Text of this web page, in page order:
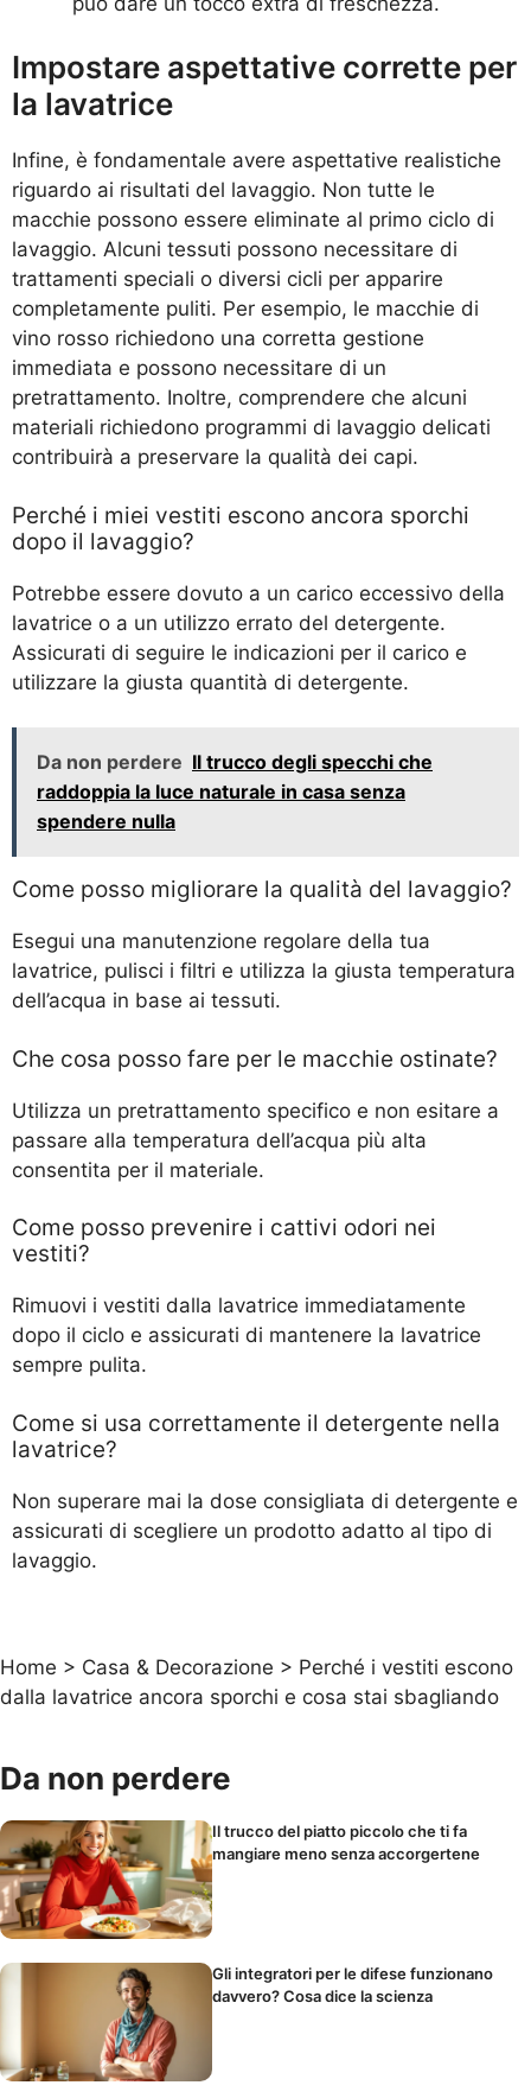
Impostare aspettative corrette per
la lavatrice
Infine, è fondamentale avere aspettative realistiche
riguardo ai risultati del lavaggio. Non tutte le
macchie possono essere eliminate al primo ciclo di
lavaggio. Alcuni tessuti possono necessitare di
trattamenti speciali o diversi cicli per apparire
completamente puliti. Per esempio, le macchie di
vino rosso richiedono una corretta gestione
immediata e possono necessitare di un
pretrattamento. Inoltre, comprendere che alcuni
materiali richiedono programmi di lavaggio delicati
contribuirà a preservare la qualità dei capi.
Perché i miei vestiti escono ancora sporchi
dopo il lavaggio?
Potrebbe essere dovuto a un carico eccessivo della
lavatrice o a un utilizzo errato del detergente.
Assicurati di seguire le indicazioni per il carico e
utilizzare la giusta quantità di detergente.
Da non perdere Il trucco degli specchi che
raddoppia la luce naturale in casa senza
spendere nulla
Come posso migliorare la qualità del lavaggio?
Esegui una manutenzione regolare della tua
lavatrice, pulisci i filtri e utilizza la giusta temperatura
dell’acqua in base ai tessuti.
Che cosa posso fare per le macchie ostinate?
Utilizza un pretrattamento specifico e non esitare a
passare alla temperatura dell’acqua più alta
consentita per il materiale.
Come posso prevenire i cattivi odori nei
vestiti?
Rimuovi i vestiti dalla lavatrice immediatamente
dopo il ciclo e assicurati di mantenere la lavatrice
sempre pulita.
Come si usa correttamente il detergente nella
lavatrice?
Non superare mai la dose consigliata di detergente e
assicurati di scegliere un prodotto adatto al tipo di
lavaggio.
Home > Casa & Decorazione > Perché i vestiti escono
dalla lavatrice ancora sporchi e cosa stai sbagliando
Da non perdere
Il trucco del piatto piccolo che ti fa
mangiare meno senza accorgertene
Gli integratori per le difese funzionano
davvero? Cosa dice la scienza